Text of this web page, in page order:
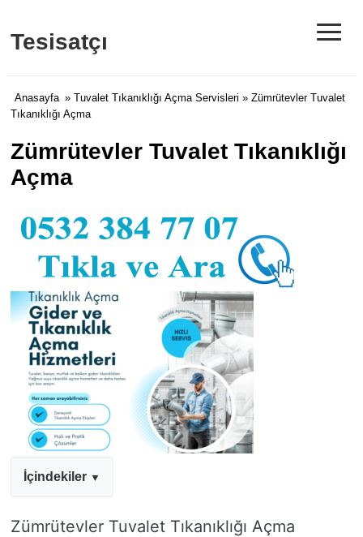
Tesisatçı ≡
Anasayfa » Tuvalet Tıkanıklığı Açma Servisleri » Zümrütevler Tuvalet
Tıkanıklığı Açma
Zümrütevler Tuvalet Tıkanıklığı
Açma
İçindekiler
Zümrütevler Tuvalet Tıkanıklığı Açma